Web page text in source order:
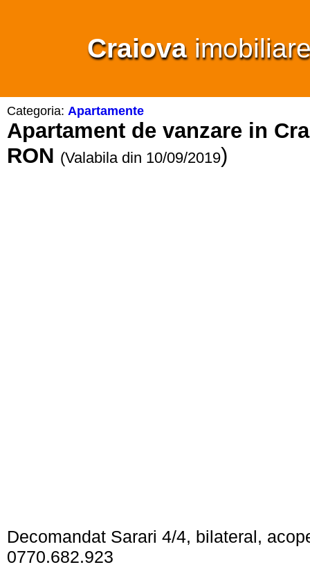
Craiova
Categoria: Apartamente
Apartament de vanzare in
RON (Valabila din 10/09/2019)
Decomandat Sarari 4/4, bilateral,
0770.682.923